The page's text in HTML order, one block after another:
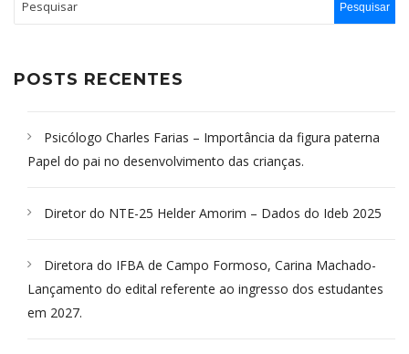
POSTS RECENTES
Psicólogo Charles Farias – Importância da figura paterna
Papel do pai no desenvolvimento das crianças.
Diretor do NTE-25 Helder Amorim – Dados do Ideb 2025
Diretora do IFBA de Campo Formoso, Carina Machado-
Lançamento do edital referente ao ingresso dos estudantes
em 2027.